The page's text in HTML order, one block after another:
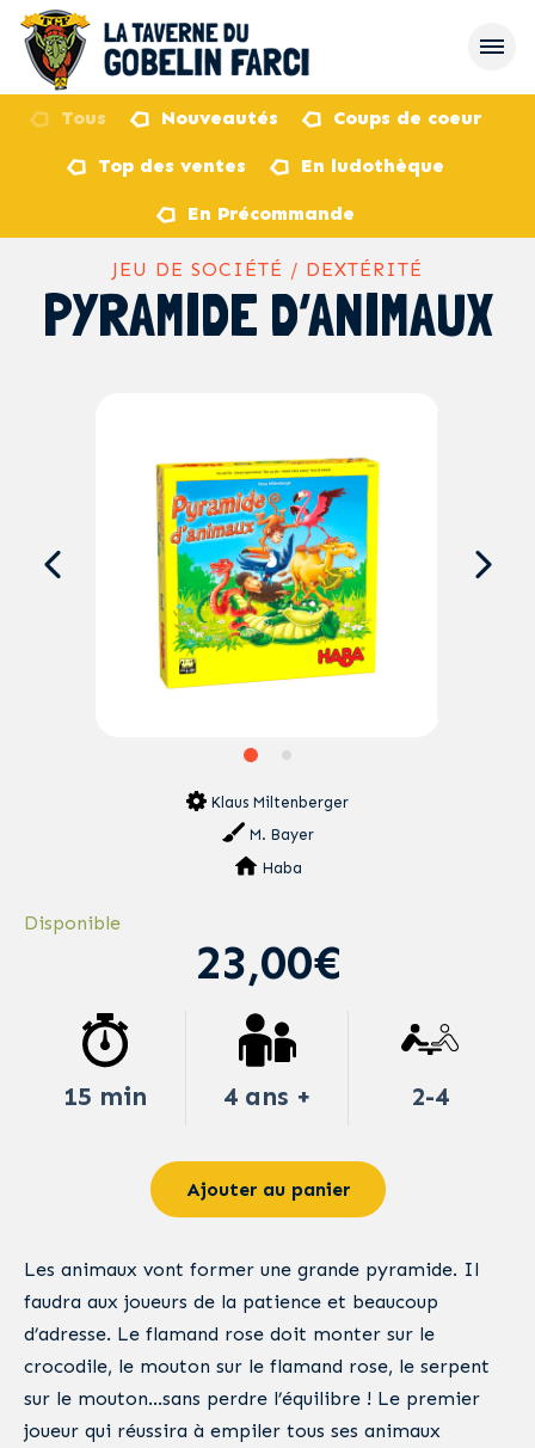
Tous Nouveautés Coups de coeur
Top des ventes En ludothèque
En Précommande
JEU DE SOCIÉTÉ / DEXTÉRITÉ
PYRAMIDE D’ANIMAUX
Klaus Miltenberger
M. Bayer
Haba
Disponible
23,00€
15 min 4 ans + 2-4
Ajouter au panier
Les animaux vont former une grande pyramide. Il
faudra aux joueurs de la patience et beaucoup
d’adresse. Le flamand rose doit monter sur le
crocodile, le mouton sur le flamand rose, le serpent
sur le mouton…sans perdre l’équilibre ! Le premier
joueur qui réussira à empiler tous ses animaux